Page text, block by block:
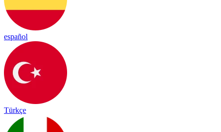
español
Türkçe